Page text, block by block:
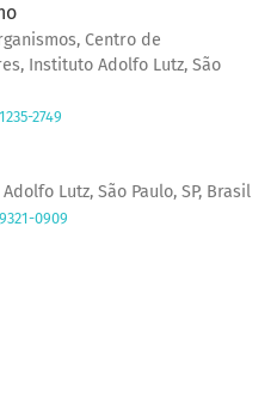
Centro de
Instituto Adolfo Lutz, São
2749
Lutz, São Paulo, SP, Brasil
0909